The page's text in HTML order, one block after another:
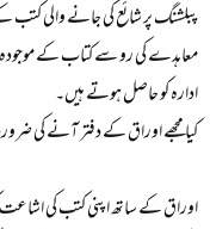
پبلشنگ پر شائع کی جانے والی کتب
معاہدے کی رو سے کتاب کے
ادارہ کو حاصل ہوتے ہیں۔
کیا مجھے اوراق کے دفتر آنے کی
اوراق کے ساتھ اپنی کتب کی